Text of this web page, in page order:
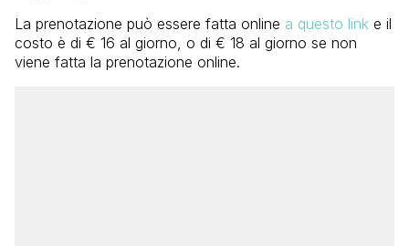
La prenotazione può essere fatta online a questo link e il
costo è di € 16 al giorno, o di € 18 al giorno se non
viene fatta la prenotazione online.